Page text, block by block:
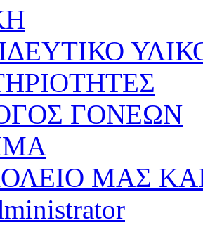
ΓΟΝΕΩΝ
ΜΑΣ